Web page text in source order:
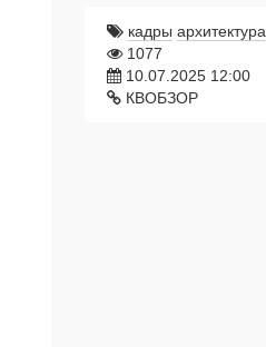
кадры архитектура
1077
10.07.2025 12:00
КВОБЗОР